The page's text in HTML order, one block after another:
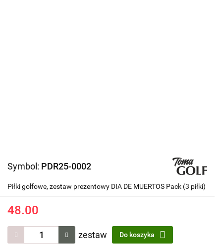
Symbol: PDR25-0002
Piłki golfowe, zestaw prezentowy DIA DE MUERTOS Pack (3 piłki)
48.00
zestaw Do koszyka